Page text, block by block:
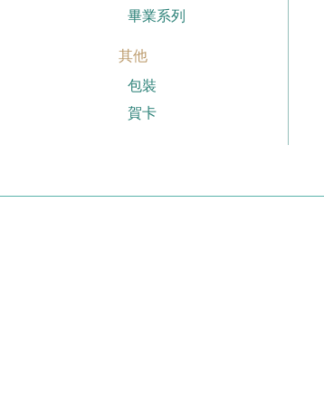
畢業系列
其他
包裝
賀卡